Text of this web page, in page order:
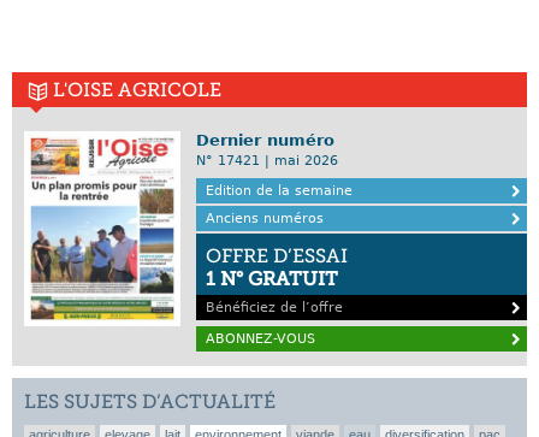
L'OISE AGRICOLE
Dernier numéro
N° 17421 | mai 2026
Edition de la semaine
Anciens numéros
OFFRE D’ESSAI
1 N° GRATUIT
Bénéficiez de l’offre
ABONNEZ-VOUS
LES SUJETS D’ACTUALITÉ